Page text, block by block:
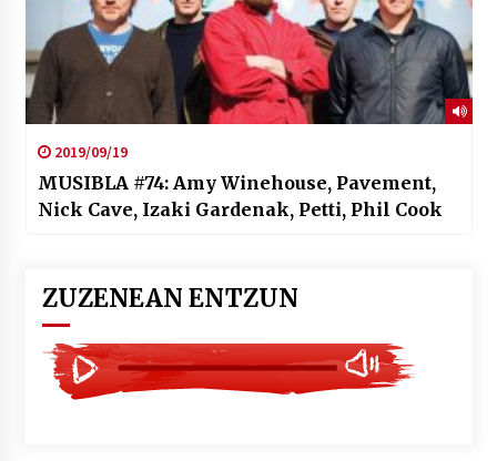
2019/09/19
MUSIBLA #74: Amy Winehouse, Pavement,
Nick Cave, Izaki Gardenak, Petti, Phil Cook
ZUZENEAN ENTZUN